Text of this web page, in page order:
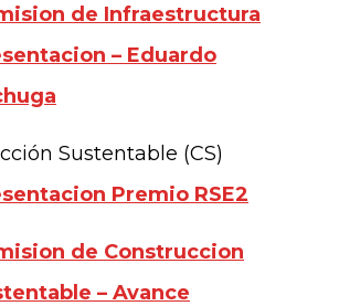
de Infraestructura
– Eduardo
Sustentable (CS)
Premio RSE2
de Construccion
– Avance